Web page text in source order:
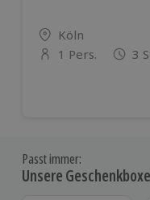
Standort
Köln
Anzahl der
1 Pers. 3
Passt immer:
Unsere